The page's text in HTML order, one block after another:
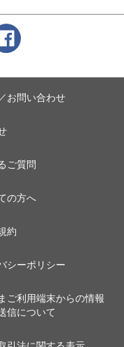
お問い合わせ
ご質問
の方へ
約
シーポリシー
ご利用端末からの情報
信について